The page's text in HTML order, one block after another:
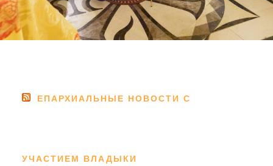
ЕПАРХИАЛЬНЫЕ НОВОСТИ С
УЧАСТИЕМ ВЛАДЫКИ